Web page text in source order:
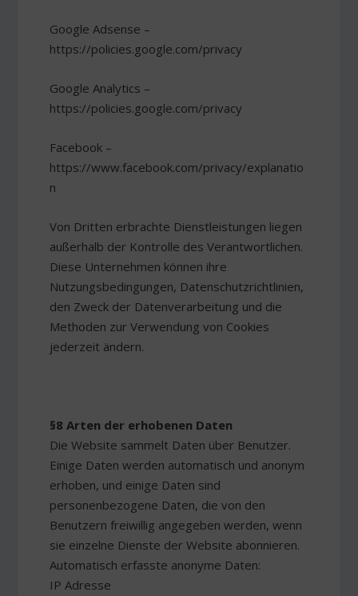
Google Adsense –
https://policies.google.com/privacy
Google Analytics –
https://policies.google.com/privacy
Facebook –
https://www.facebook.com/privacy/explanatio
n
Von Dritten erbrachte Dienstleistungen liegen
außerhalb der Kontrolle des Verantwortlichen.
Diese Unternehmen können ihre
Nutzungsbedingungen, Datenschutzrichtlinien,
den Zweck der Datenverarbeitung und die
Methoden zur Verwendung von Cookies
jederzeit ändern.
§8 Arten der erhobenen Daten
Die Website sammelt Daten über Benutzer.
Einige Daten werden automatisch und anonym
erhoben, und einige Daten sind
personenbezogene Daten, die von den
Benutzern freiwillig angegeben werden, wenn
sie einzelne Dienste der Website abonnieren.
Automatisch erfasste anonyme Daten:
IP Adresse